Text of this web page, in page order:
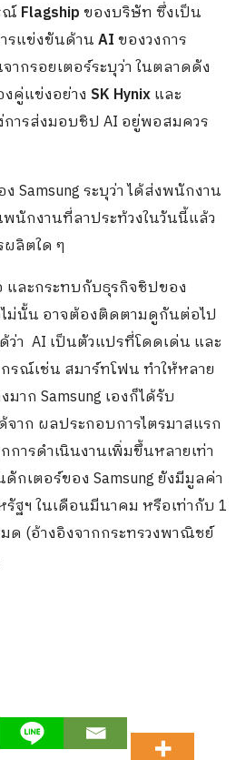
ณ์Flagshipของบริษัท ซึ่งเป็น
รแข่งขันด้านAIของวงการ
ากรอยเตอร์ระบุว่า ในตลาดดัง
งคู่แข่งอย่าง SK Hynixและ
การส่งมอบชิป AI อยู่พอสมควร
Samsung ระบุว่า ได้ส่งพนักงาน
นักงานที่ลาประท้วงในวันนี้แล้ว
ลิตใด ๆ
และกระทบกับธุรกิจชิปของ
ไม่นั้น อาจต้องติดตามดูกันต่อไป
ด้ว่า AI เป็นตัวแปรที่โดดเด่น และ
รณ์เช่น สมาร์ทโฟน ทำให้หลาย
าก Samsung เองก็ได้รับ
าก ผลประกอบการไตรมาสแรก
การดำเนินงานเพิ่มขึ้นหลายเท่า
เตอร์ของ Samsung ยังมีมูลค่า
ฐฯ ในเดือนมีนาคม หรือเท่ากับ 1
ด (อ้างอิงจากกระทรวงพาณิชย์